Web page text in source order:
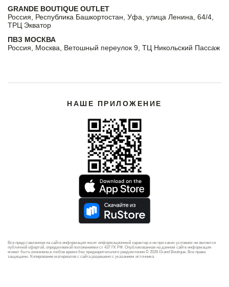
GRANDE BOUTIQUE OUTLET
Россия, Республика Башкортостан, Уфа, улица Ленина, 64/4,
ТРЦ Экватор
ПВЗ МОСКВА
Россия, Москва, Ветошный переулок 9, ТЦ Никольский Пассаж
НАШЕ ПРИЛОЖЕНИЕ
Вся представленная на сайте информация носит информационный характер и ни при каких условиях не является
публичной офертой, определяемой положениями ст 437 ГК РФ. Опубликованная на данном сайте информация
может быть изменена в любое время без предварительного уведомления © 2026 Grand Boutique. Все права
защищены. Копирование материалов с сайта разрешено с указанием источника